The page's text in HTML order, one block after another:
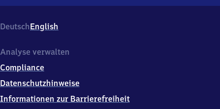
Frankfurter
Straße
a,
3
6
4
DeutschEnglish
Analyse verwalten
Compliance
Datenschutzhinweise
Informationen zur Barrierefreiheit